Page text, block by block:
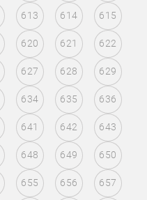
613 614 615
620 621 622
627 628 629
634 635 636
641 642 643
648 649 650
655 656 657